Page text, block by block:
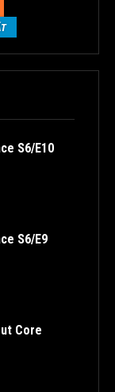
S6/E10
S6/E9
Core